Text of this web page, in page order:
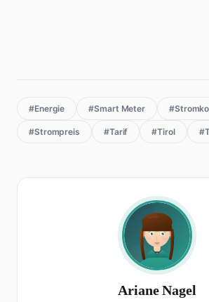
#Energie #Smart Meter
#Strompreis #Tarif #Tirol
Ariane Nagel